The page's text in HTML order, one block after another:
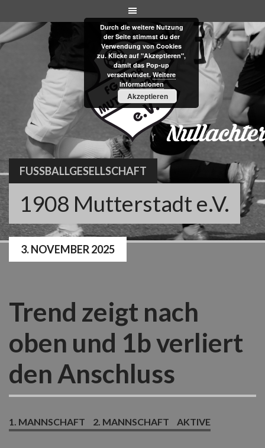
to
content
FUSSBALLGESELLSCHAFT
1908 Mutterstadt e.V.
Trend zeigt nach
oben und 1b verliert
den Anschluss
1. MANNSCHAFT 2. MANNSCHAFT AKTIVE
3. NOVEMBER 2025
Durch die weitere Nutzung
der Seite stimmst du der
Verwendung von Cookies
zu. Klicke auf "Akzeptieren",
damit das Pop-up
verschwindet.Weitere
Informationen
Akzeptieren